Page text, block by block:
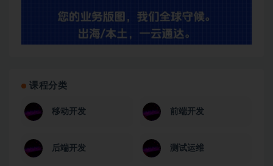
课程分类
移动开发 前端开发
后端开发 测试运维